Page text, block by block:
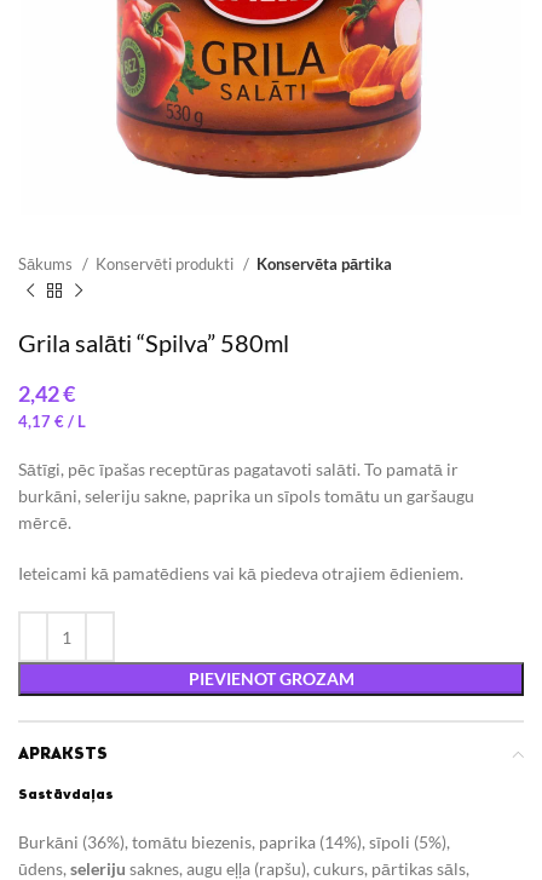
Sākums Konservēti produkti Konservēta pārtika
Grila salāti “Spilva” 580ml
€
4,17 €
Sātīgi, pēc īpašas receptūras pagatavoti salāti. To pamatā ir
burkāni, seleriju sakne, paprika un sīpols tomātu un garšaugu
mērcē.
Ieteicami kā pamatēdiens vai kā piedeva otrajiem ēdieniem.
PIEVIENOT GROZAM
APRAKSTS
Sastāvdaļas
Burkāni (36%), tomātu biezenis, paprika (14%), sīpoli (5%),
ūdens, seleriju saknes, augu eļļa (rapšu), cukurs, pārtikas sāls,